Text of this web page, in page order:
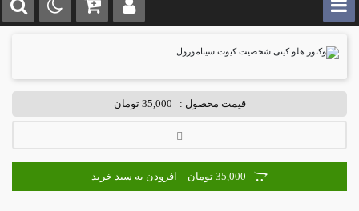
قیمت محصول : 35,000 تومان
35,000 تومان – افزودن به سبد خرید